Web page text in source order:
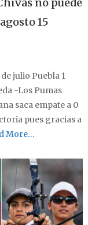
15
julio Puebla 1
-Los Pumas
saca empate a 0
pues gracias a
More…